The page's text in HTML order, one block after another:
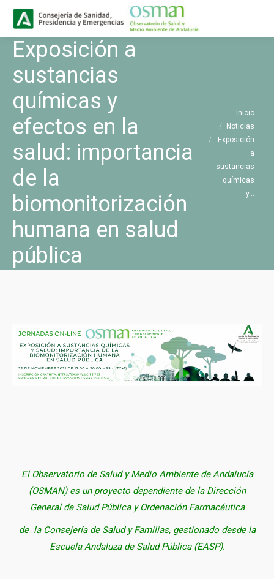
Exposición a
sustancias
químicas y
efectos en la
salud: importancia
de la
biomonitorización
humana en salud
pública
Estás aquí:Inicio
Noticias
Exposición
a
sustancias
químicas
y…
El Observatorio de Salud y Medio Ambiente de Andalucía
(OSMAN) es un proyecto dependiente de la Dirección
General de Salud Pública y Ordenación Farmacéutica
de la Consejería de Salud y Familias, gestionado desde la
Escuela Andaluza de Salud Pública (EASP).